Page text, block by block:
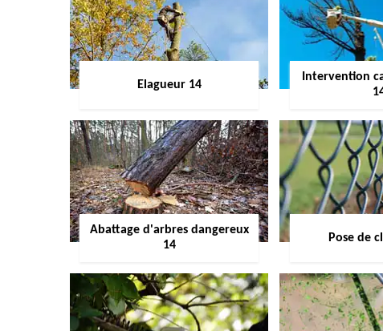
Elagueur 14
Intervention
Abattage d'arbres dangereux
14
Pose de